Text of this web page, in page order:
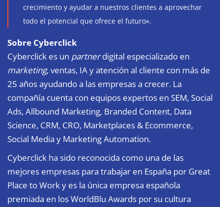
crecimiento y ayudar a nuestros clientes a aprovechar
todo el potencial que ofrece el futuro».
Sobre Cyberclick
Cyberclick es un partnerdigital especializado en
marketing, ventas, IA y atención al cliente con más de
25 años ayudando a las empresas a crecer. La
compañía cuenta con equipos expertos en SEM, Social
Ads, Allbound Marketing, Branded Content, Data
Science, CRM, CRO, Marketplaces & Ecommerce,
Social Media y Marketing Automation.
Cyberclick ha sido reconocida como una de las
mejores empresas para trabajar en España por Great
Place to Work y es la única empresa española
premiada en los WorldBlu Awards por su cultura